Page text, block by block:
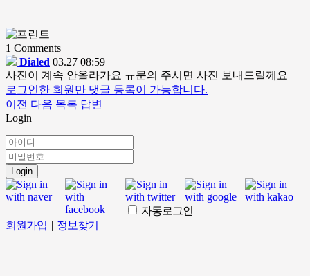
1 Comments
Dialed 03.27 08:59
사진이 계속 안올라가요 ㅠ문의 주시면 사진 보내드릴께요
로그인한 회원만 댓글 등록이 가능합니다.
이전 다음 목록 답변
Login
Login
자동로그인
회원가입 | 정보찾기